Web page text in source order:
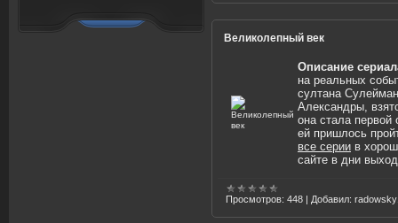
Великолепный век
Описание
на реальных
султана
Александры,
она стала
ей пришлось
все серии в
сайте в дни
Просмотров: 448 | Добавил: